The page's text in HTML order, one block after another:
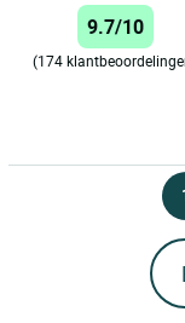
9.7/10
(174